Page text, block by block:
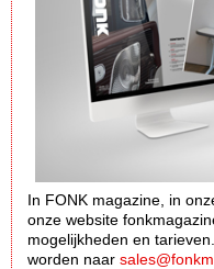
In FONK magazine, in
onze website
mogelijkheden en
worden naar